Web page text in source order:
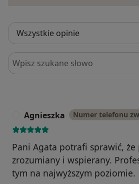
Szukaj w opiniach
Agnieszka Numer telefonu
Pani Agata potrafi sprawić, że
zrozumiany i wspierany.
tym na najwyższym poziomie.